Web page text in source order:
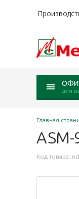
для
Главная
Код товара: